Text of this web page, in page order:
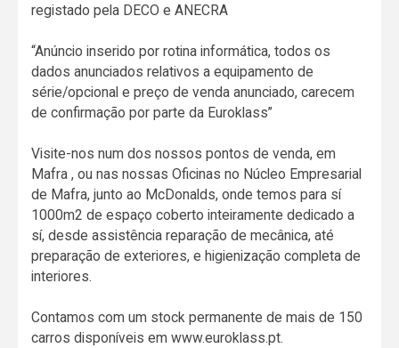
registado pela DECO e ANECRA
“Anúncio inserido por rotina informática, todos os
dados anunciados relativos a equipamento de
série/opcional e preço de venda anunciado, carecem
de confirmação por parte da Euroklass”
Visite-nos num dos nossos pontos de venda, em
Mafra , ou nas nossas Oficinas no Núcleo Empresarial
de Mafra, junto ao McDonalds, onde temos para sí
1000m2 de espaço coberto inteiramente dedicado a
sí, desde assistência reparação de mecânica, até
preparação de exteriores, e higienização completa de
interiores.
Contamos com um stock permanente de mais de 150
carros disponíveis em www.euroklass.pt.